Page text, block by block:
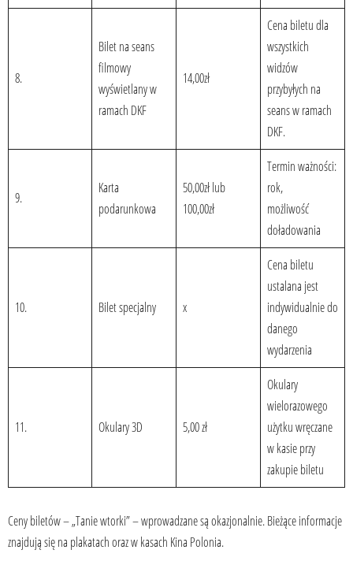
8.
Bilet na seans
filmowy
wyświetlany w
ramach DKF
14,00zł
Cena biletu dla
wszystkich
widzów
przybyłych na
seans w ramach
DKF.
9.
Karta
podarunkowa
50,00zł lub
100,00zł
Termin ważności:
rok,
możliwość
doładowania
10. Bilet specjalny x
Cena biletu
ustalana jest
indywidualnie do
danego
wydarzenia
11. Okulary 3D 5,00 zł
Okulary
wielorazowego
użytku wręczane
w kasie przy
zakupie biletu
Ceny biletów – „Tanie wtorki” – wprowadzane są okazjonalnie. Bieżące informacje
znajdują się na plakatach oraz w kasach Kina Polonia.